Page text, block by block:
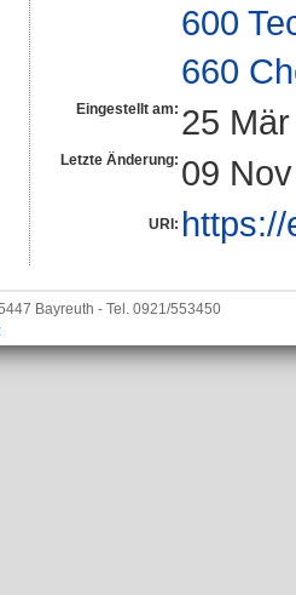
600
660
Eingestellt am: 25
Letzte Änderung: 09
URI:
Bayreuth - Tel. 0921/553450